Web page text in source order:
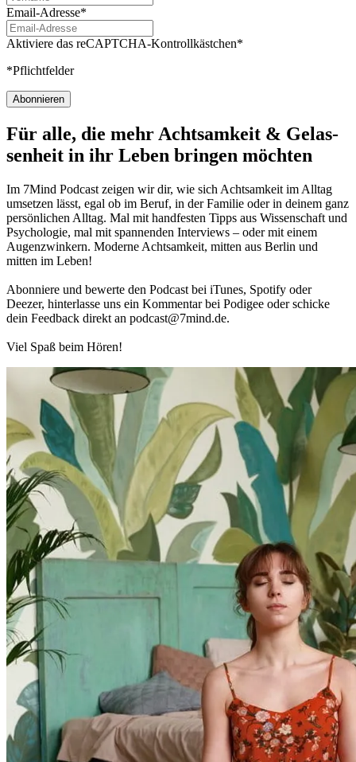
Email-Adresse*
Aktiviere das reCAPTCHA-Kontrollkästchen*
*Pflichtfelder
Abonnieren
Für alle, die mehr Acht­sam­keit & Gelas­
sen­heit in ihr Leben brin­gen möch­ten
Im 7Mind Pod­cast zeigen wir dir, wie sich Acht­sam­keit im Alltag
umset­zen lässt, egal ob im Beruf, in der Fami­lie oder in deinem ganz
per­sön­li­chen Alltag. Mal mit hand­fes­ten Tipps aus Wis­sen­schaft und
Psy­cho­lo­gie, mal mit spannenden Interviews – oder mit einem
Augen­zwin­kern. Moderne Acht­sam­keit, mitten aus Berlin und
mitten im Leben!
Abon­niere und bewerte den Pod­cast bei iTunes, Spo­tify oder
Deezer, hin­ter­lasse uns ein Kom­men­tar bei Podigee oder schi­cke
dein Feed­back direkt an podcast@​7​mind.​de.
Viel Spaß beim Hören!